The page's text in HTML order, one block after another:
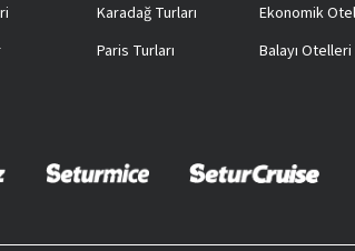
Karadağ Turları
Paris Turları
Ekonomik
Balayı Otelleri